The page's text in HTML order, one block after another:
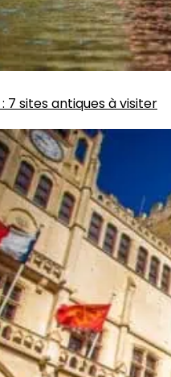
: 7 sites antiques à visiter